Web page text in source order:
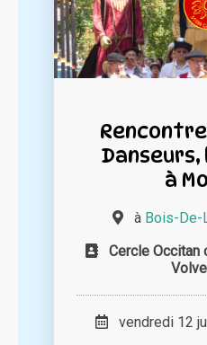
Danseurs,
à
à Bois-De-
Cercle Occitan
vendredi 12